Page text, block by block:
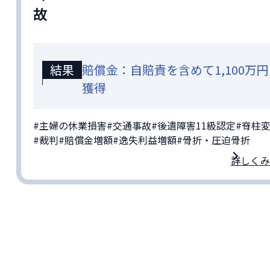
故
結果 賠償金：自賠責を含めて1,100万円
獲得
#主婦の休業損害#交通事故#後遺障害11級認定#脊柱
#裁判#賠償金増額#逸失利益増額#骨折・圧迫骨折
詳しく